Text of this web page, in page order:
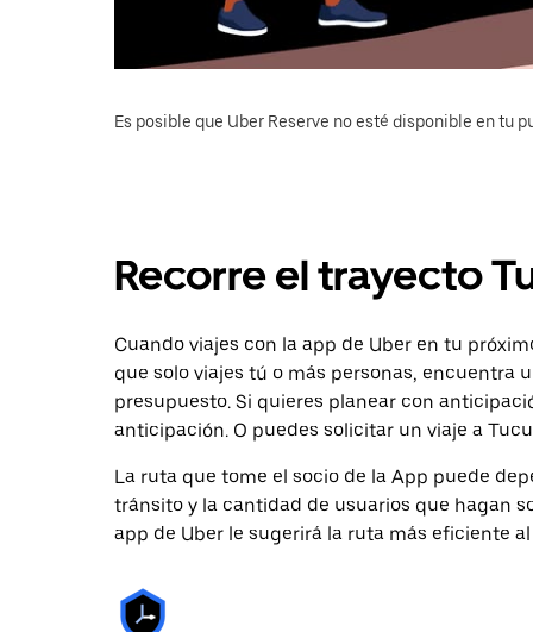
Es posible que Uber Reserve no esté disponible en tu
Recorre el trayecto
Cuando viajes con la app de Uber en tu
que solo viajes tú o más personas, encuentra
presupuesto. Si quieres planear con
anticipación. O puedes solicitar un viaje a
La ruta que tome el socio de la App puede
tránsito y la cantidad de usuarios que hagan
app de Uber le sugerirá la ruta más eficiente